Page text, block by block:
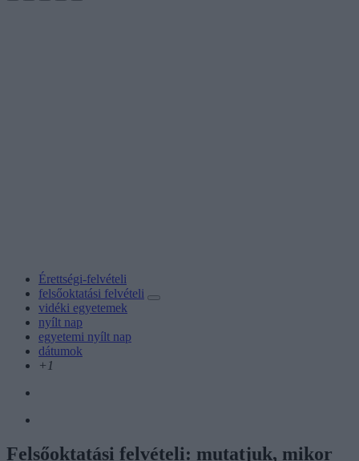
Érettségi-felvételi
felsőoktatási felvételi
vidéki egyetemek
nyílt nap
egyetemi nyílt nap
dátumok
+1
Felsőoktatási felvételi: mutatjuk, mikor